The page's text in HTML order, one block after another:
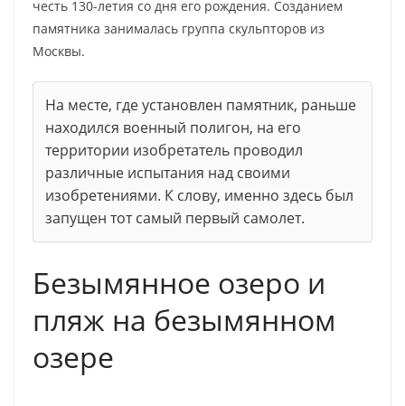
честь 130-летия со дня его рождения. Созданием
памятника занималась группа скульпторов из
Москвы.
На месте, где установлен памятник, раньше
находился военный полигон, на его
территории изобретатель проводил
различные испытания над своими
изобретениями. К слову, именно здесь был
запущен тот самый первый самолет.
Безымянное озеро и
пляж на безымянном
озере